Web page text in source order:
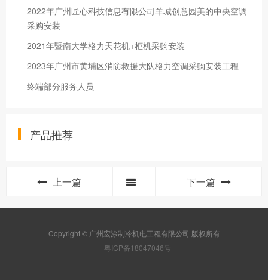
2022年广州匠心科技信息有限公司羊城创意园美的中央空调
采购安装
2021年暨南大学格力天花机+柜机采购安装
2023年广州市黄埔区消防救援大队格力空调采购安装工程
终端部分服务人员
产品推荐
上一篇 下一篇
Copyright © 广州宏涂制冷机电工程有限公司 版权所有
粤ICP备18047046号